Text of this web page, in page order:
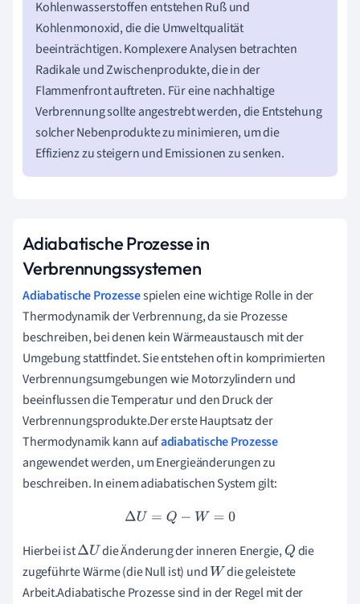
Kohlenwasserstoffen entstehen Ruß und
Kohlenmonoxid, die die Umweltqualität
beeinträchtigen. Komplexere Analysen betrachten
Radikale und Zwischenprodukte, die in der
Flammenfront auftreten. Für eine nachhaltige
Verbrennung sollte angestrebt werden, die Entstehung
solcher Nebenprodukte zu minimieren, um die
Effizienz zu steigern und Emissionen zu senken.
Adiabatische Prozesse in
Verbrennungssystemen
Adiabatische Prozessespielen eine wichtige Rolle in der
Thermodynamik der Verbrennung, da sie Prozesse
beschreiben, bei denen kein Wärmeaustausch mit der
Umgebung stattfindet. Sie entstehen oft in komprimierten
Verbrennungsumgebungen wie Motorzylindern und
beeinflussen die Temperatur und den Druck der
Verbrennungsprodukte.Der erste Hauptsatz der
Thermodynamik kann aufadiabatische Prozesse
angewendet werden, um Energieänderungen zu
beschreiben. In einem adiabatischen System gilt:
ΔU =Q −W=0
Hierbei istΔU die Änderung der inneren Energie,Q die
zugeführte Wärme (die Null ist) und W die geleistete
Arbeit.Adiabatische Prozesse sind in der Regel mit der